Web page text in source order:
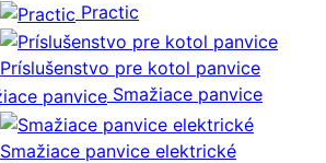
Practic
Príslušenstvo pre kotol panvice
Smažiace panvice
Smažiace panvice elektrické